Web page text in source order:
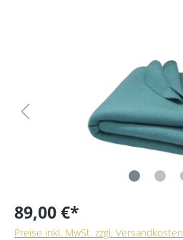
89,00 €*
Preise inkl. MwSt. zzgl. Versandkosten